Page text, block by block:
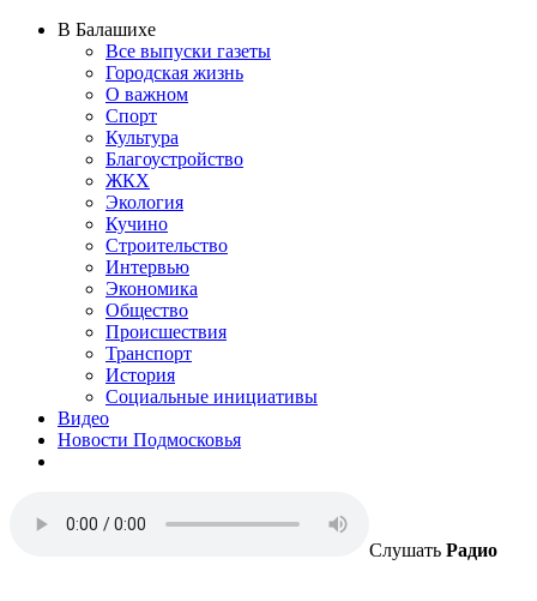
В Балашихе
Все выпуски газеты
Городская жизнь
О важном
Спорт
Культура
Благоустройство
ЖКХ
Экология
Кучино
Строительство
Интервью
Экономика
Общество
Происшествия
Транспорт
История
Социальные инициативы
Видео
Новости Подмосковья
Слушать Радио